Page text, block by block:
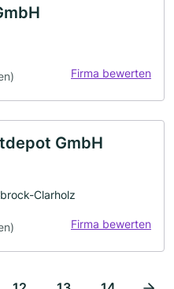
Firma bewerten
GmbH
Clarholz
Firma bewerten